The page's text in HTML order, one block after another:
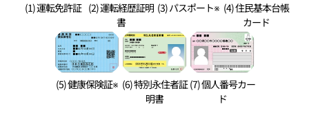
(1) 運転免許証 (2) 運転経歴証明
書
(3) パスポート※ (4) 住民基本台帳
カード
(5) 健康保険証※ (6) 特別永住者証
明書
(7) 個人番号カー
ド